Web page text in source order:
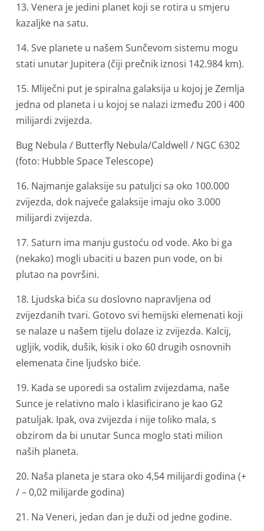
13. Venera je jedini planet koji se rotira u smjeru
kazaljke na satu.
14. Sve planete u našem Sunčevom sistemu mogu
stati unutar Jupitera (čiji prečnik iznosi 142.984 km).
15. Mliječni put je spiralna galaksija u kojoj je Zemlja
jedna od planeta i u kojoj se nalazi između 200 i 400
milijardi zvijezda.
Bug Nebula / Butterfly Nebula/Caldwell / NGC 6302
(foto: Hubble Space Telescope)
16. Najmanje galaksije su patuljci sa oko 100.000
zvijezda, dok najveće galaksije imaju oko 3.000
milijardi zvijezda.
17. Saturn ima manju gustoću od vode. Ako bi ga
(nekako) mogli ubaciti u bazen pun vode, on bi
plutao na površini.
18. Ljudska bića su doslovno napravljena od
zvijezdanih tvari. Gotovo svi hemijski elemenati koji
se nalaze u našem tijelu dolaze iz zvijezda. Kalcij,
ugljik, vodik, dušik, kisik i oko 60 drugih osnovnih
elemenata čine ljudsko biće.
19. Kada se uporedi sa ostalim zvijezdama, naše
Sunce je relativno malo i klasificirano je kao G2
patuljak. Ipak, ova zvijezda i nije toliko mala, s
obzirom da bi unutar Sunca moglo stati milion
naših planeta.
20. Naša planeta je stara oko 4,54 milijardi godina (+
/ – 0,02 milijarde godina)
21. Na Veneri, jedan dan je duži od jedne godine.